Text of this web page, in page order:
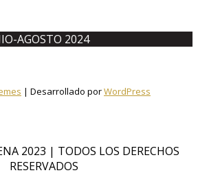
AGOSTO 2024
| Desarrollado porWordPress
2023 | TODOS LOS DERECHOS
RESERVADOS